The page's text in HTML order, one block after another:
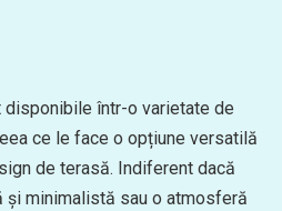
într-o varietate de
ce le face o opțiune versatilă
de terasă. Indiferent dacă
minimalistă sau o atmosferă